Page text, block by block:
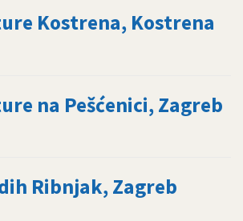
Kostrena, Kostrena
na Pešćenici, Zagreb
Ribnjak, Zagreb